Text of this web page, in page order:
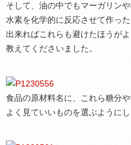
そして、油の中でもマーガリン
水素を化学的に反応させて作っ
出来ればこれらも避けたほうがよ
教えてくださいました。
食品の原材料名に、これら糖分
よく見ていいものを選ぶように